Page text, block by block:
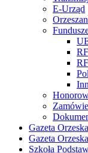
E-Urząd
Gazeta
Gazeta
Szkoła